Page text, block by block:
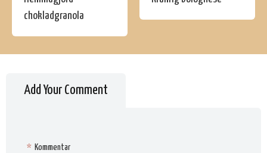
chokladgranola
Add Your Comment
Kommentar
*